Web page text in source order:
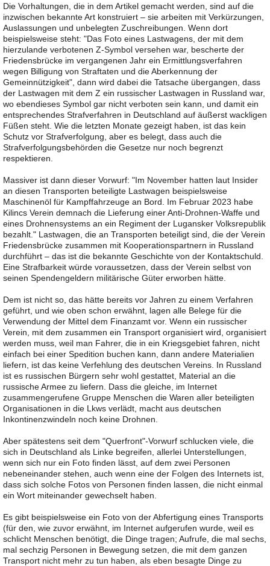
Die Vorhaltungen, die in dem Artikel gemacht werden, sind auf die
inzwischen bekannte Art konstruiert – sie arbeiten mit Verkürzungen,
Auslassungen und unbelegten Zuschreibungen. Wenn dort
beispielsweise steht: "Das Foto eines Lastwagens, der mit dem
hierzulande verbotenen Z-Symbol versehen war, bescherte der
Friedensbrücke im vergangenen Jahr ein Ermittlungsverfahren
wegen Billigung von Straftaten und die Aberkennung der
Gemeinnützigkeit", dann wird dabei die Tatsache übergangen, dass
der Lastwagen mit dem Z ein russischer Lastwagen in Russland war,
wo ebendieses Symbol gar nicht verboten sein kann, und damit ein
entsprechendes Strafverfahren in Deutschland auf äußerst wackligen
Füßen steht. Wie die letzten Monate gezeigt haben, ist das kein
Schutz vor Strafverfolgung, aber es belegt, dass auch die
Strafverfolgungsbehörden die Gesetze nur noch begrenzt
respektieren.
Massiver ist dann dieser Vorwurf: "Im November hatten laut Insider
an diesen Transporten beteiligte Lastwagen beispielsweise
Maschinenöl für Kampffahrzeuge an Bord. Im Februar 2023 habe
Kilincs Verein demnach die Lieferung einer Anti-Drohnen-Waffe und
eines Drohnensystems an ein Regiment der Lugansker Volksrepublik
bezahlt." Lastwagen, die an Transporten beteiligt sind, die der Verein
Friedensbrücke zusammen mit Kooperationspartnern in Russland
durchführt – das ist die bekannte Geschichte von der Kontaktschuld.
Eine Strafbarkeit würde voraussetzen, dass der Verein selbst von
seinen Spendengeldern militärische Güter erworben hätte.
Dem ist nicht so, das hätte bereits vor Jahren zu einem Verfahren
geführt, und wie oben schon erwähnt, lagen alle Belege für die
Verwendung der Mittel dem Finanzamt vor. Wenn ein russischer
Verein, mit dem zusammen ein Transport organisiert wird, organisiert
werden muss, weil man Fahrer, die in ein Kriegsgebiet fahren, nicht
einfach bei einer Spedition buchen kann, dann andere Materialien
liefern, ist das keine Verfehlung des deutschen Vereins. In Russland
ist es russischen Bürgern sehr wohl gestattet, Material an die
russische Armee zu liefern. Dass die gleiche, im Internet
zusammengerufene Gruppe Menschen die Waren aller beteiligten
Organisationen in die Lkws verlädt, macht aus deutschen
Inkontinenzwindeln noch keine Drohnen.
Aber spätestens seit dem "Querfront"-Vorwurf schlucken viele, die
sich in Deutschland als Linke begreifen, allerlei Unterstellungen,
wenn sich nur ein Foto finden lässt, auf dem zwei Personen
nebeneinander stehen, auch wenn eine der Folgen des Internets ist,
dass sich solche Fotos von Personen finden lassen, die nicht einmal
ein Wort miteinander gewechselt haben.
Es gibt beispielsweise ein Foto von der Abfertigung eines Transports
(für den, wie zuvor erwähnt, im Internet aufgerufen wurde, weil es
schlicht Menschen benötigt, die Dinge tragen; Aufrufe, die mal sechs,
mal sechzig Personen in Bewegung setzen, die mit dem ganzen
Transport nicht mehr zu tun haben, als eben besagte Dinge zu